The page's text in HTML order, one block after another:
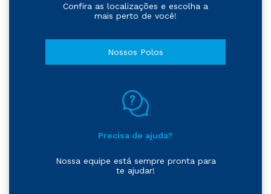
Confira as localizações e escolha a
mais perto de você!
Nossos Polos
Precisa de ajuda?
Nossa equipe está sempre pronta para
te ajudar!